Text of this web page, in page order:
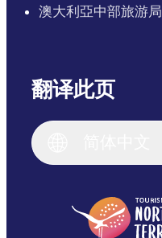
澳大利亞中部旅游局
翻译此页
English (US)
English
(Singapore)